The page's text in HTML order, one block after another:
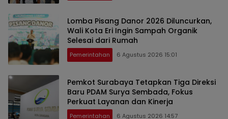
Lomba Pisang Danor 2026 Diluncurkan,
Wali Kota Eri Ingin Sampah Organik
Selesai dari Rumah
Pemerintahan 6 Agustus 2026 15:01
Pemkot Surabaya Tetapkan Tiga Direksi
Baru PDAM Surya Sembada, Fokus
Perkuat Layanan dan Kinerja
Pemerintahan 6 Agustus 2026 14:57